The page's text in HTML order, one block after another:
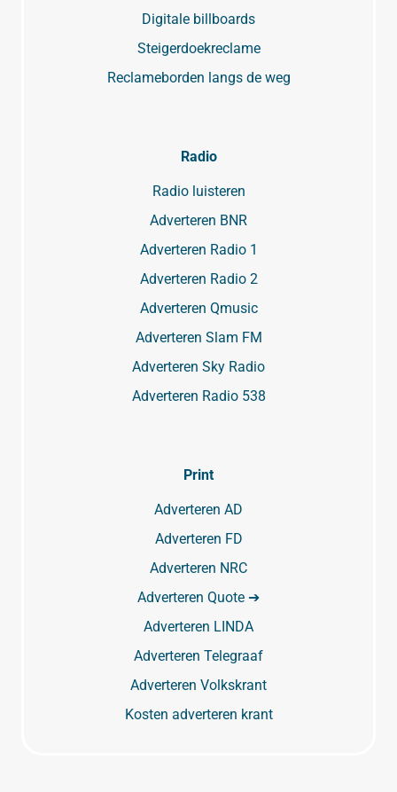
Digitale billboards
Steigerdoekreclame
Reclameborden langs de weg
Radio
Radio luisteren
Adverteren BNR
Adverteren Radio 1
Adverteren Radio 2
Adverteren Qmusic
Adverteren Slam FM
Adverteren Sky Radio
Adverteren Radio 538
Print
Adverteren AD
Adverteren FD
Adverteren NRC
Adverteren Quote ➔
Adverteren LINDA
Adverteren Telegraaf
Adverteren Volkskrant
Kosten adverteren krant